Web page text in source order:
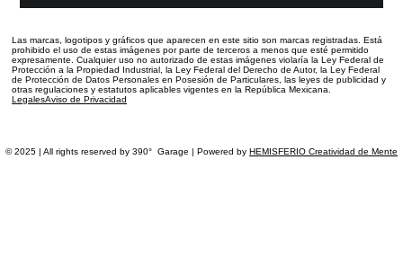
Las marcas, logotipos y gráficos que aparecen en este sitioson marcas registradas. Está
prohibido el uso de estas imágenes por parte de terceros a menos que esté permitido
expresamente. Cualquier uso no autorizado de estas imágenes violaría la Ley Federal de
Protección a la Propiedad Industrial, la Ley Federal del Derecho de Autor, la Ley Federal
de Protección de Datos Personales en Posesión de Particulares, las leyes de publicidad y
otras regulaciones y estatutos aplicables vigentes en la República Mexicana.
LegalesAviso de Privacidad
© 2025 | All rights reserved by 390° Garage | Powered by HEMISFERIO Creatividad de Mente